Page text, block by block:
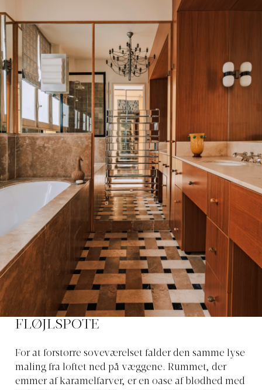
FLØJLSPOTE
For at forstørre soveværelset falder den samme lyse
maling fra loftet ned på væggene. Rummet, der
emmer af karamelfarver, er en oase af blødhed med